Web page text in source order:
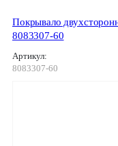
Покрывало
8083307-60
Артикул:
8083307-60